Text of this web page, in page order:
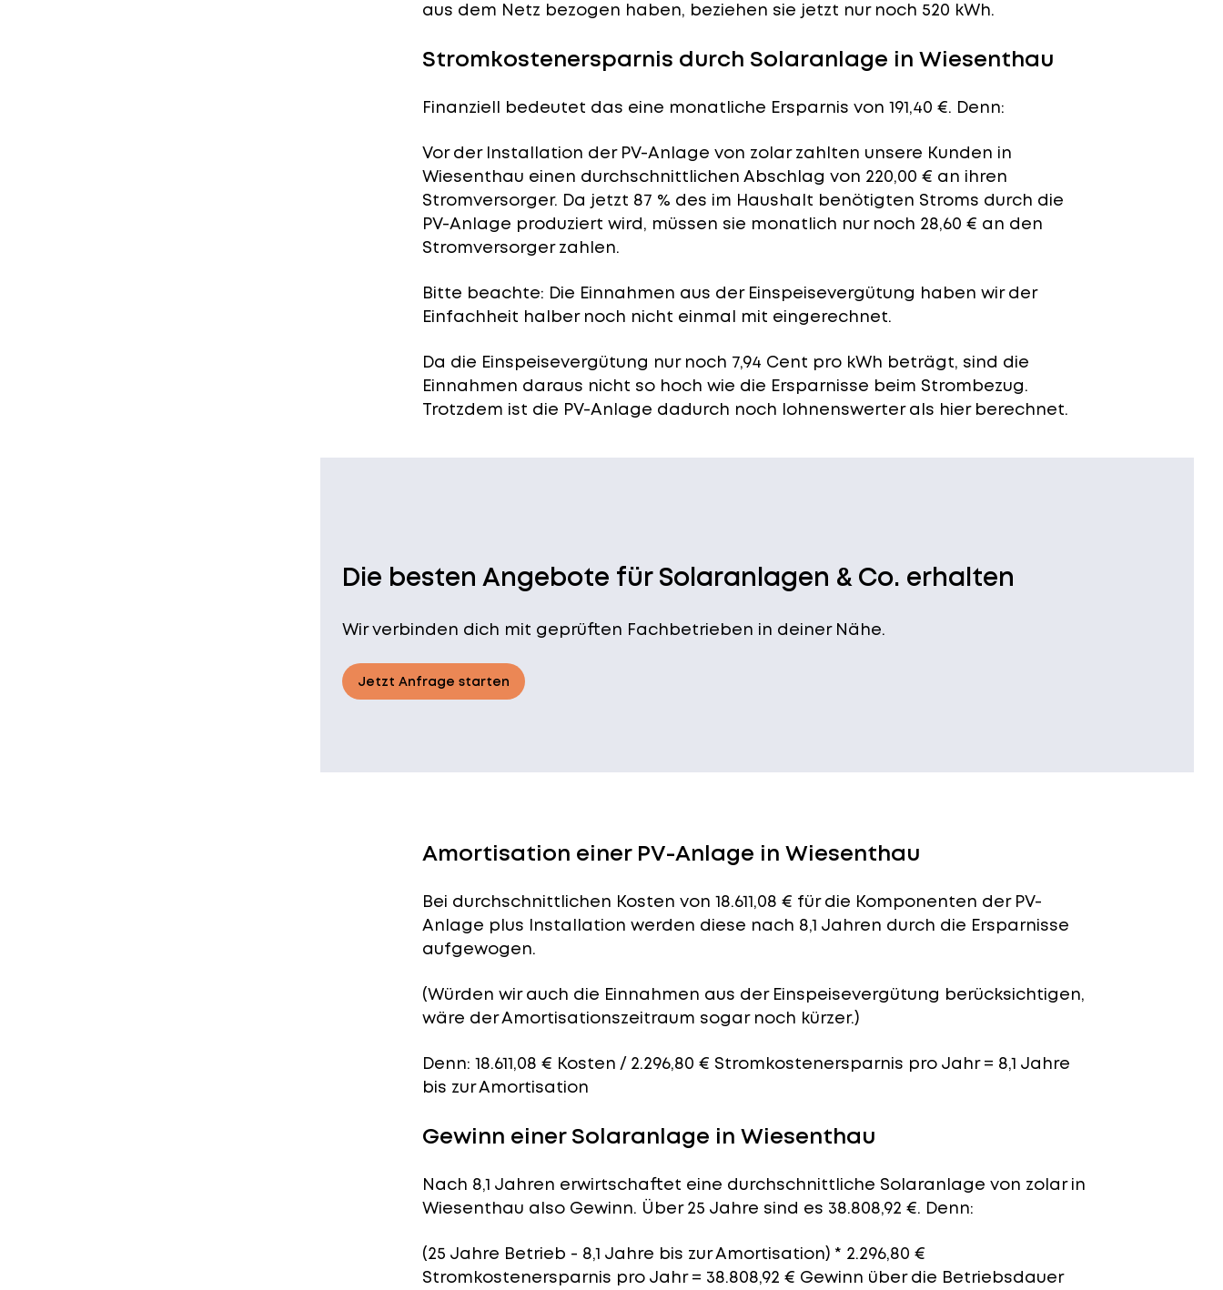
aus dem Netz bezogen haben, beziehen sie jetzt nur noch 520 kWh.
Stromkostenersparnis durch Solaranlage in Wiesenthau
Finanziell bedeutet das eine monatliche Ersparnis von 191,40 €. Denn:
Vor der Installation der PV-Anlage von zolar zahlten unsere Kunden in
Wiesenthau einen durchschnittlichen Abschlag von 220,00 € an ihren
Stromversorger. Da jetzt 87 % des im Haushalt benötigten Stroms durch die
PV-Anlage produziert wird, müssen sie monatlich nur noch 28,60 € an den
Stromversorger zahlen.
Bitte beachte: Die Einnahmen aus der Einspeisevergütung haben wir der
Einfachheit halber noch nicht einmal mit eingerechnet.
Da die Einspeisevergütung nur noch 7,94 Cent pro kWh beträgt, sind die
Einnahmen daraus nicht so hoch wie die Ersparnisse beim Strombezug.
Trotzdem ist die PV-Anlage dadurch noch lohnenswerter als hier berechnet.
Die besten Angebote für Solaranlagen & Co. erhalten
Wir verbinden dich mit geprüften Fachbetrieben in deiner Nähe.
Jetzt Anfrage starten
Amortisation einer PV-Anlage in Wiesenthau
Bei durchschnittlichen Kosten von 18.611,08 € für die Komponenten der PV-
Anlage plus Installation werden diese nach 8,1 Jahren durch die Ersparnisse
aufgewogen.
(Würden wir auch die Einnahmen aus der Einspeisevergütung berücksichtigen,
wäre derAmortisationszeitraum sogar noch kürzer.)
Denn: 18.611,08 € Kosten / 2.296,80 € Stromkostenersparnis pro Jahr = 8,1 Jahre
bis zur Amortisation
Gewinn einer Solaranlage in Wiesenthau
Nach 8,1 Jahren erwirtschaftet eine durchschnittliche Solaranlage von zolar in
Wiesenthau also Gewinn. Über 25 Jahre sind es 38.808,92 €. Denn:
(25 Jahre Betrieb - 8,1 Jahre bis zur Amortisation) * 2.296,80 €
Stromkostenersparnis pro Jahr = 38.808,92 € Gewinn über die Betriebsdauer